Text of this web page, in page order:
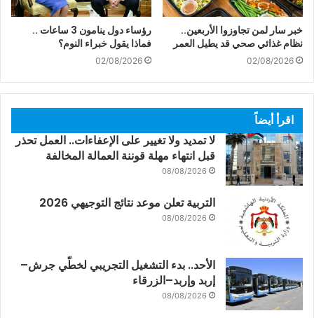
خبر سار لمن تجاوزوا الأربعين..
نظام غذائي صحي قد يطيل العمر
02/08/2026
رؤساء دول ينامون 3 ساعات ..
فماذا يقول خبراء النوم؟
02/08/2026
اقرأ أيضاً
لا تمديد ولا تغيير على الإعفاءات.. العمل تحذر
قبل انتهاء مهلة قوننة العمالة المخالفة
08/08/2026
التربية تعلن موعد نتائج التوجيهي 2026
08/08/2026
الأحد.. بدء التشغيل التجريبي لخطّي جرش–
إربد وإربد–الزرقاء
08/08/2026